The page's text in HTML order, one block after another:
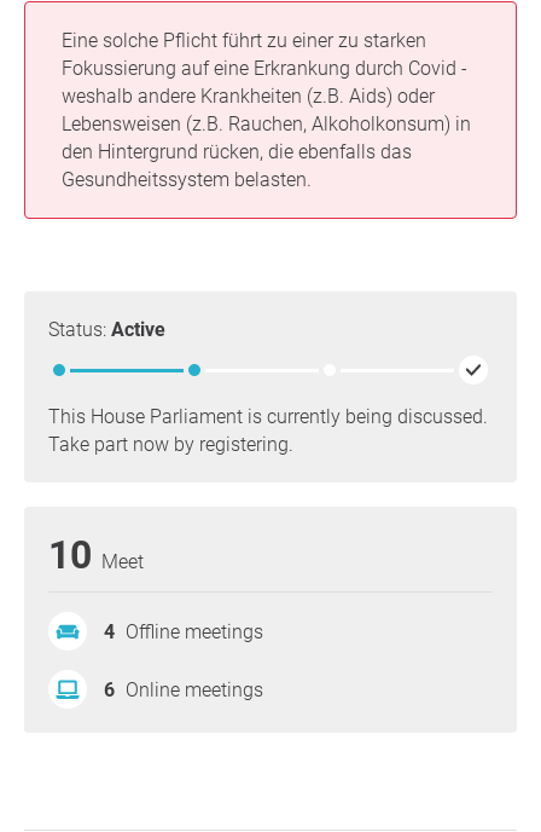
Eine solche Pflicht führt zu einer zu starken
Fokussierung auf eine Erkrankung durch Covid -
weshalb andere Krankheiten (z.B. Aids) oder
Lebensweisen (z.B. Rauchen, Alkoholkonsum) in
den Hintergrund rücken, die ebenfalls das
Gesundheitssystem belasten.
Status: Active
This House Parliament is currently being discussed.
Take part now by registering.
10 Meet
4 Offline meetings
6 Online meetings